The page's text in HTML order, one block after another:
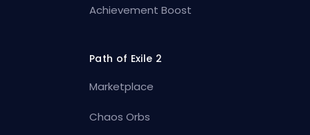
Achievement Boost
Path of Exile 2
Marketplace
Chaos Orbs